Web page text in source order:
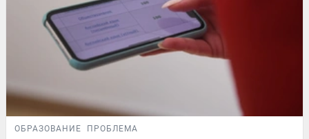
ОБРАЗОВАНИЕ ПРОБЛЕМА